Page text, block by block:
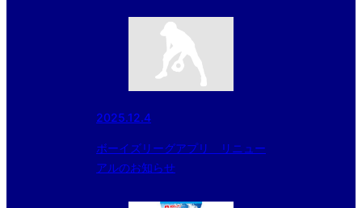
2025.12.4
ボーイズリーグアプリ リニュー
アルのお知らせ